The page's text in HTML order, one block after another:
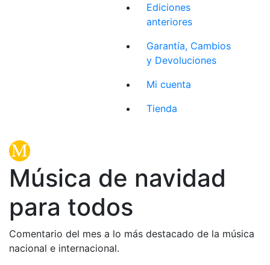
Ediciones
anteriores
Garantía, Cambios
y Devoluciones
Mi cuenta
Tienda
Música de navidad
para todos
Comentario del mes a lo más destacado de la música
nacional e internacional.